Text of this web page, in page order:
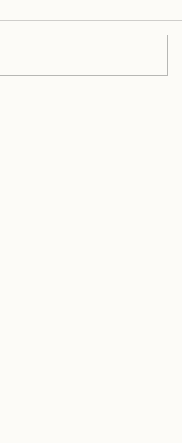
the Passenger Seat'